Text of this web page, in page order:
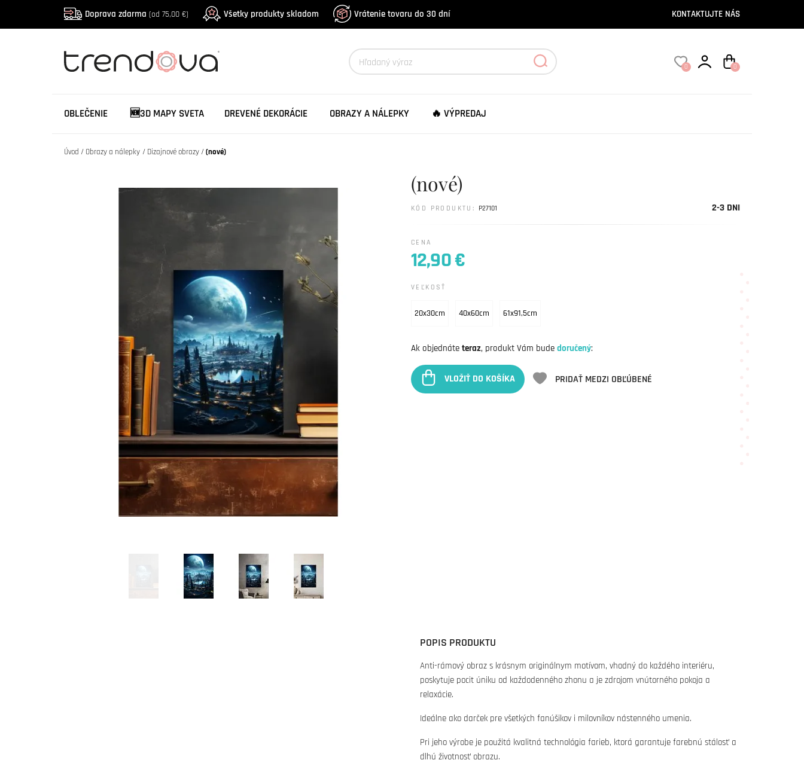
Doprava zdarma (od 75,00 €) Všetky produkty skladom Vrátenie tovaru do 30 dní KONTAKTUJTE NÁS
0 0
OBLEČENIE 🆕3D MAPY SVETA DREVENÉ DEKORÁCIE OBRAZY A NÁLEPKY 🔥 VÝPREDAJ
Úvod Obrazy a nálepky Dizajnové obrazy (nové)
(nové)
2-3 DNI
KÓD PRODUKTU: P27101
CENA
12,90 €
VEĽKOSŤ
20x30cm 40x60cm 61x91,5cm
Ak objednáte teraz, produkt Vám bude doručený:
VLOŽIŤ DO KOŠÍKA PRIDAŤ MEDZI OBĽÚBENÉ
POPIS PRODUKTU
Anti-rámový obraz s krásnym originálnym motívom, vhodný do každého interiéru,
poskytuje pocit úniku od každodenného zhonu a je zdrojom vnútorného pokoja a
relaxácie.
Ideálne ako darček pre všetkých fanúšikov i milovníkov nástenného umenia.
Pri jeho výrobe je použitá kvalitná technológia farieb, ktorá garantuje farebnú stálosť a
dlhú životnosť obrazu.